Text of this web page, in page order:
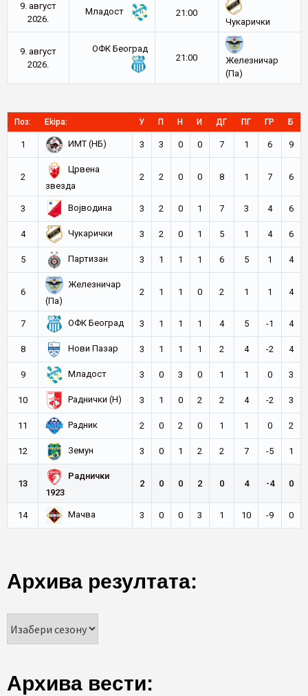
9. август
2026.
Младост
21:00
Чукарички
9. август
2026.
ОФК Београд
21:00
Железничар
(Па)
Поз: Ekipa: У П Н И ДГ ПГ ГР Б
1 ИМТ (НБ) 3 3 0 0 7 1 6 9
2
Црвена
звезда
2 2 0 0 8 1 7 6
3 Војводина 3 2 0 1 7 3 4 6
4 Чукарички 3 2 0 1 5 1 4 6
5 Партизан 3 1 1 1 6 5 1 4
6
Железничар
(Па)
2 1 1 0 2 1 1 4
7 ОФК Београд 3 1 1 1 4 5 -1 4
8 Нови Пазар 3 1 1 1 2 4 -2 4
9 Младост 3 0 3 0 1 1 0 3
10 Раднички (Н) 3 1 0 2 2 4 -2 3
11 Радник 2 0 2 0 1 1 0 2
12 Земун 3 0 1 2 2 7 -5 1
13
Раднички
1923
2 0 0 2 0 4 -4 0
14 Мачва 3 0 0 3 1 10 -9 0
Архива резултата:
Архива вести: